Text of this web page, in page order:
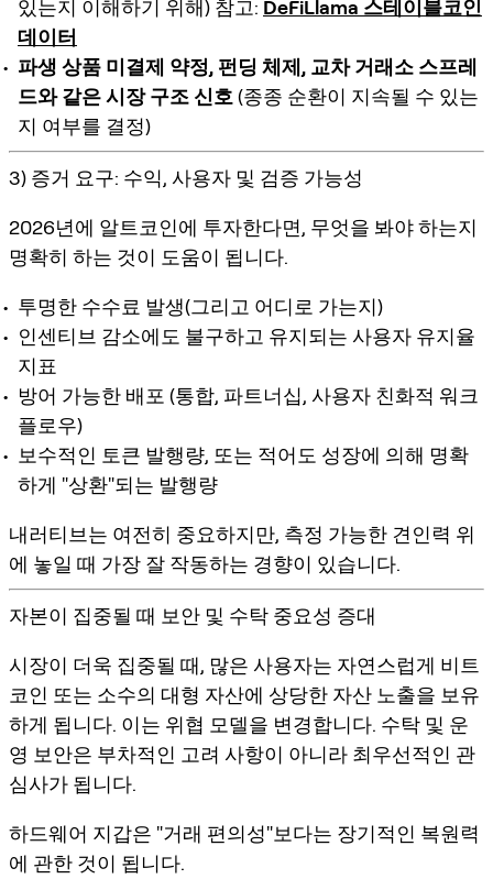
있는지 이해하기 위해) 참고: DeFiLlama 스테이블코인
데이터
파생 상품 미결제 약정, 펀딩 체제, 교차 거래소 스프레
드와 같은 시장 구조 신호 (종종 순환이 지속될 수 있는
지 여부를 결정)
3) 증거 요구: 수익, 사용자 및 검증 가능성
2026년에 알트코인에 투자한다면, 무엇을 봐야 하는지
명확히 하는 것이 도움이 됩니다.
투명한 수수료 발생(그리고 어디로 가는지)
인센티브 감소에도 불구하고 유지되는 사용자 유지율
지표
방어 가능한 배포 (통합, 파트너십, 사용자 친화적 워크
플로우)
보수적인 토큰 발행량, 또는 적어도 성장에 의해 명확
하게 "상환"되는 발행량
내러티브는 여전히 중요하지만, 측정 가능한 견인력 위
에 놓일 때 가장 잘 작동하는 경향이 있습니다.
자본이 집중될 때 보안 및 수탁 중요성 증대
시장이 더욱 집중될 때, 많은 사용자는 자연스럽게 비트
코인 또는 소수의 대형 자산에 상당한 자산 노출을 보유
하게 됩니다. 이는 위협 모델을 변경합니다. 수탁 및 운
영 보안은 부차적인 고려 사항이 아니라 최우선적인 관
심사가 됩니다.
하드웨어 지갑은 "거래 편의성"보다는 장기적인 복원력
에 관한 것이 됩니다.